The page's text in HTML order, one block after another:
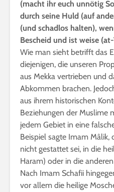
(macht ihr euch unnötig
durch seine Huld (auf
(und schadlos halten),
Bescheid und ist weise
Wie man sieht betrifft das
diejenigen, die unseren
aus Mekka vertrieben und
Abkommen brachen.
aus ihrem historischen
Beziehungen der Muslime
jedem Gebiet in eine
Beispiel sagte Imam Mâlik,
nicht gestattet sei, in die
Haram) oder in die
Nach Imam Schafii
vor allem die heilige